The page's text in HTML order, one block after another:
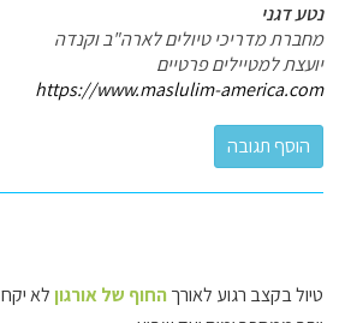
נטע דגני
מחברת מדריכי טיולים לארה"ב וקנדה
יועצת למטיילים פרטיים
https://www.maslulim-america.com
טיול בקצב רגוע לאורךהחוף של אורגון לא יקח